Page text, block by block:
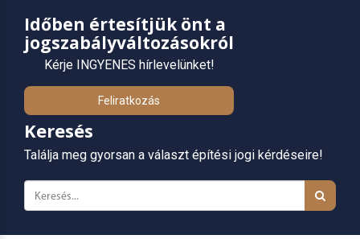
Időben értesítjük önt a
jogszabályváltozásokról
Kérje INGYENES hírlevelünket!
Feliratkozás
Keresés
Találja meg gyorsan a választ építési jogi kérdéseire!